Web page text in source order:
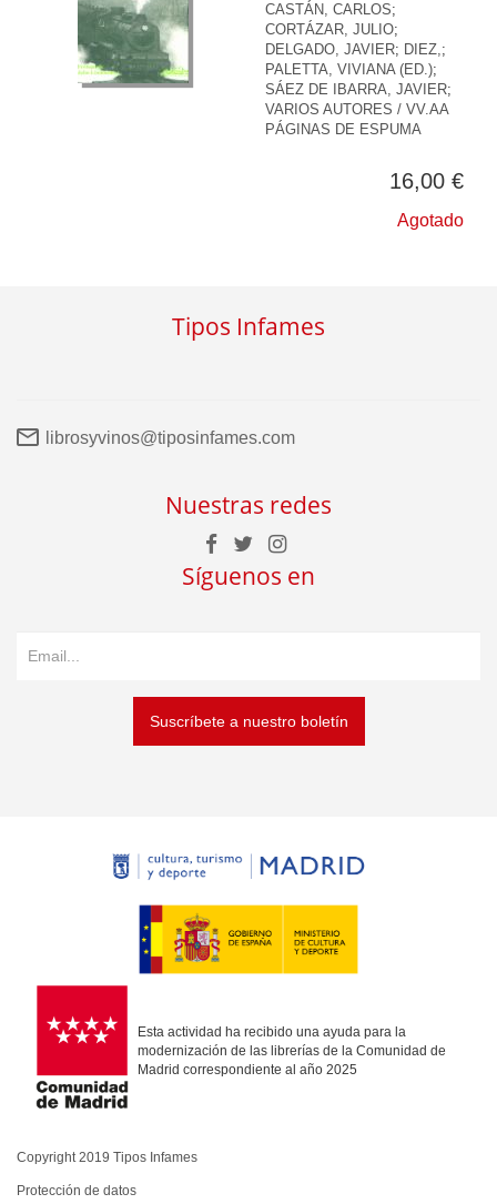
CASTÁN, CARLOS;
CORTÁZAR, JULIO;
DELGADO, JAVIER; DIEZ,;
PALETTA, VIVIANA (ED.);
SÁEZ DE IBARRA, JAVIER;
VARIOS AUTORES / VV.AA
PÁGINAS DE ESPUMA
16,00 €
Agotado
Tipos Infames
librosyvinos@tiposinfames.com
Nuestras redes
Síguenos en
Suscríbete a nuestro boletín
Esta actividad ha recibido una ayuda para la
modernización de las librerías de la Comunidad de
Madrid correspondiente al año 2025
Copyright 2019 Tipos Infames
Protección de datos